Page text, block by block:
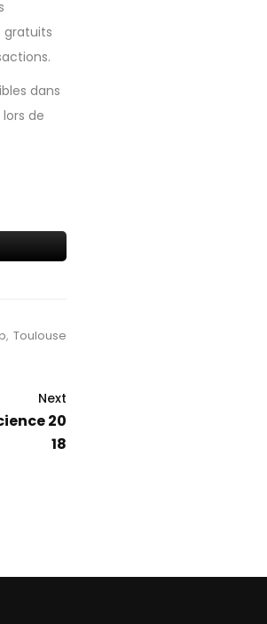
gratuits
dans
de
, Toulouse
Next
20
18